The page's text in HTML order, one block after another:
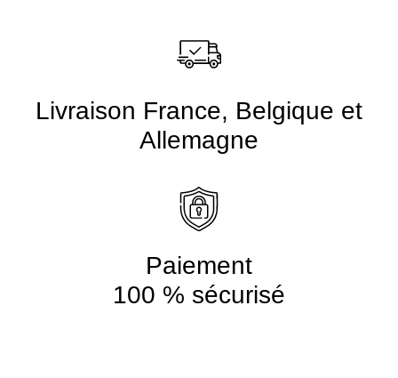
Livraison France, Belgique et
Allemagne
Paiement
100 % sécurisé